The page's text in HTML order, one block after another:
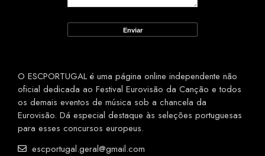
O ESCPORTUGAL é uma página online independente não
oficial dedicada ao Festival Eurovisão da Canção e todos
os demais eventos de música sob a chancela da
Eurovisão. Dá especial destaque às seleções portuguesas
para esses concursos europeus.
escportugal.geral@gmail.com